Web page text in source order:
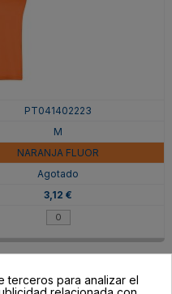
PT041402223
M
NARANJA FLUOR
Agotado
3,12 €
terceros para analizar el